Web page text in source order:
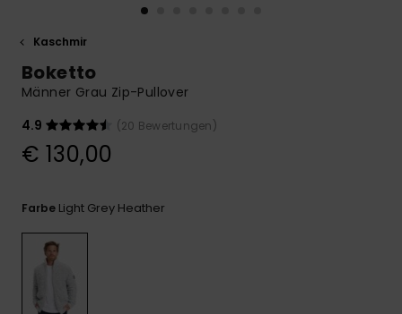
Finden Sie
die häufigsten
Fragen sowie
Kaschmir
Boketto
Männer Grau Zip-Pullover
4.9
(20 Bewertungen)
€ 130,00
Farbe Light Grey Heather